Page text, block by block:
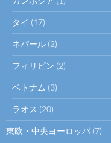
タイ (17)
ネパール (2)
フィリピン (2)
ベトナム (3)
ラオス (20)
東欧・中央ヨーロッパ (7)